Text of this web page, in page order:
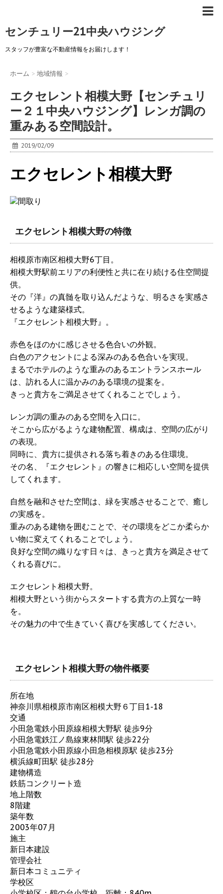
センチュリー21中央ハウジング
スタッフが豊富な不動産情報をお届けします！
ホーム > 地域情報 >
エクセレント相模大野【センチュリ
ー２１中央ハウジング】レンガ調の
重みある空間設計。
2019/02/09
エクセレント相模大野
エクセレント相模大野の特徴
相模原市南区相模大野6丁目。
相模大野駅前エリアの利便性と共に在り続ける住空間提
供。
その『洋』の真髄を取り込んだような、明るさを実感さ
せるような建築様式。
『エクセレント相模大野』。
赤色をほのかに感じさせる色合いの外観。
白色のアクセントによる深みのある色合いを実現。
まるでホテルのような重みのあるエントランスホール
は、訪れる人に温かみのある環境の提案を。
きっと貴方をご満足させてくれることでしょう。
レンガ調の重みのある空間を入口に。
そこから広がるような建物配置、構成は、空間の広がり
の表現。
同時に、貴方に提供される落ち着きのある住環境。
その名、『エクセレント』の響きに相応しい空間を提供
してくれます。
自然を融和させた空間は、緑を実感させることで、癒し
の実感を。
重みのある建物を囲むことで、その環境をどこか柔らか
い物に変えてくれることでしょう。
良好な空間の織りなす日々は、きっと貴方を満足させて
くれる喜びに。
エクセレント相模大野。
相模大野という街からスタートする貴方の上質な一時
を。
その魅力の中で生きていく喜びを実感してください。
エクセレント相模大野の物件概要
所在地
神奈川県相模原市南区相模大野６丁目1-18
交通
小田急電鉄小田原線相模大野駅 徒歩9分
小田急電鉄江ノ島線東林間駅 徒歩22分
小田急電鉄小田原線小田急相模原駅 徒歩23分
横浜線町田駅 徒歩28分
建物構造
鉄筋コンクリート造
地上階数
8階建
築年数
2003年07月
施主
新日本建設
管理会社
新日本コミュニティ
学校区